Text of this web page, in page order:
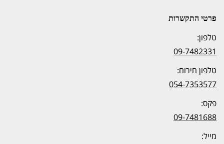
פרטי התקשרות
טלפון:
09-7482331
טלפון חירום:
054-7353577
פקס:
09-7481688
מייל: